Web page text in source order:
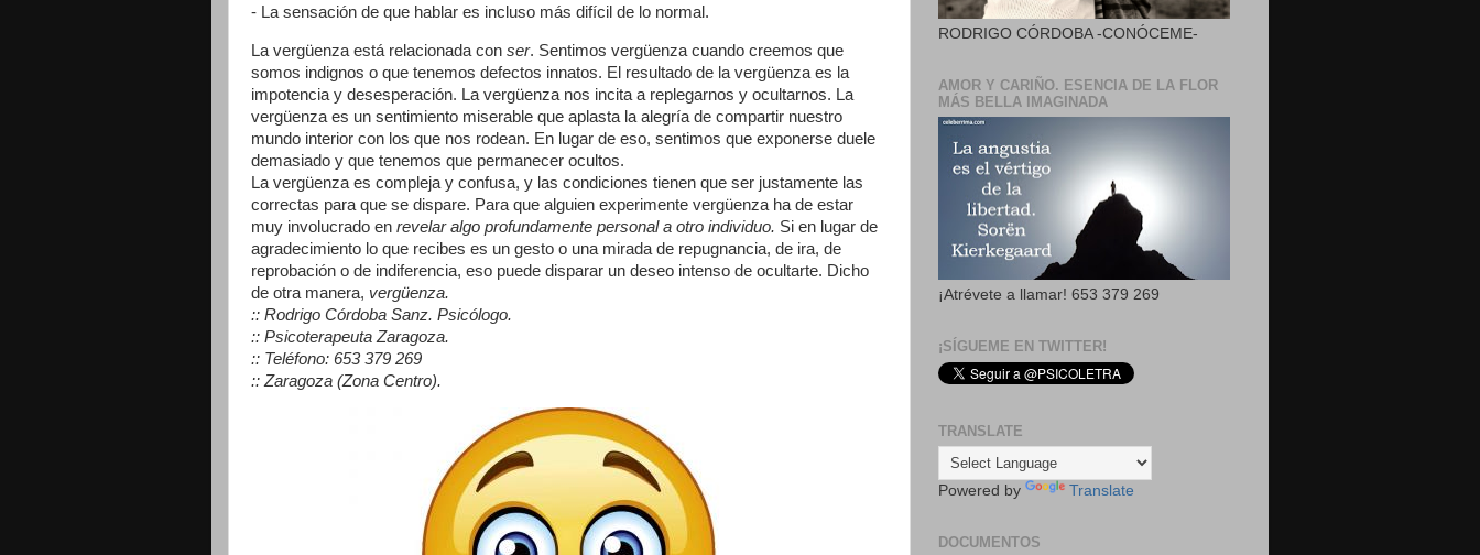
- La sensación de que hablar es incluso más difícil de lo normal.
La vergüenza está relacionada con ser. Sentimos vergüenza cuando creemos que
somos indignos o que tenemos defectos innatos. El resultado de la vergüenza es la
impotencia y desesperación. La vergüenza nos incita a replegarnos y ocultarnos. La
vergüenza es un sentimiento miserable que aplasta la alegría de compartir nuestro
mundo interior con los que nos rodean. En lugar de eso, sentimos que exponerse duele
demasiado y que tenemos que permanecer ocultos.
La vergüenza es compleja y confusa, y las condiciones tienen que ser justamente las
correctas para que se dispare. Para que alguien experimente vergüenza ha de estar
muy involucrado en revelar algo profundamente personal a otro individuo. Si en lugar de
agradecimiento lo que recibes es un gesto o una mirada de repugnancia, de ira, de
reprobación o de indiferencia, eso puede disparar un deseo intenso de ocultarte. Dicho
de otra manera, vergüenza.
:: Rodrigo Córdoba Sanz. Psicólogo.
:: Psicoterapeuta Zaragoza.
:: Teléfono: 653 379 269
:: Zaragoza (Zona Centro).
RODRIGO CÓRDOBA -CONÓCEME-
AMOR Y CARIÑO. ESENCIA DE LA FLOR
MÁS BELLA IMAGINADA
¡Atrévete a llamar! 653 379 269
¡SÍGUEME EN TWITTER!
TRANSLATE
Powered by Translate
DOCUMENTOS